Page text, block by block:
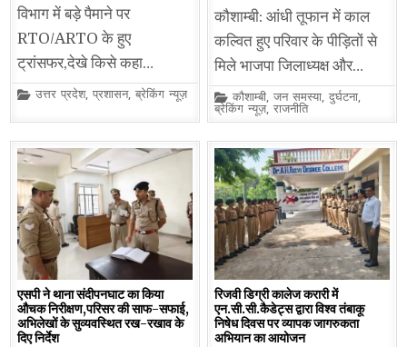
विभाग में बड़े पैमाने पर
RTO/ARTO के हुए
ट्रांसफर,देखे किसे कहा…
Posted
उत्तर प्रदेश,प्रशासन,ब्रेकिंग न्यूज़
कौशाम्बी: आंधी तूफान में काल
कल्वित हुए परिवार के पीड़ितों से
मिले भाजपा जिलाध्यक्ष और…
Posted
in
कौशाम्बी,जन समस्या,दुर्घटना,
ब्रेकिंग न्यूज़,राजनीति
एसपी ने थाना संदीपनघाट का किया
औचक निरीक्षण,परिसर की साफ-सफाई,
अभिलेखों के सुव्यवस्थित रख-रखाव के
दिए निर्देश
रिजवी डिग्री कालेज करारी में
एन.सी.सी.कैडेट्स द्वारा विश्व तंबाकू
निषेध दिवस पर व्यापक जागरुकता
अभियान का आयोजन